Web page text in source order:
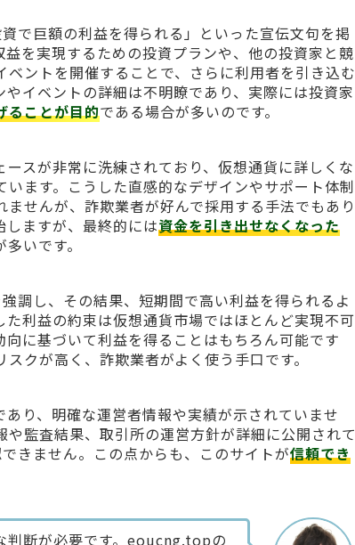
で巨額の利益を得られる」といった宣伝文句を掲
を実現するための投資プランや、他の投資家と競
ントを開催することで、さらに利用者を引き込む
イベントの詳細は不明瞭であり、実際には投資家
ることが目的である場合が多いのです。
スが非常に洗練されており、仮想通貨に詳しくな
ます。こうした直感的なデザインやサポート体制
せんが、詐欺業者が好んで採用する手法でもあり
しますが、最終的には資金を引き出せなくなった
いです。
調し、その結果、短期間で高い利益を得られるよ
利益の約束は仮想通貨市場ではほとんど実現不可
に基づいて利益を得ることはもちろん可能です
クが高く、詐欺業者がよく使う手口です。
り、明確な運営者情報や実績が示されていませ
監査結果、取引所の運営方針が詳細に公開されて
きません。この点からも、このサイトが信頼でき
判断が必要です。eoucng.topの